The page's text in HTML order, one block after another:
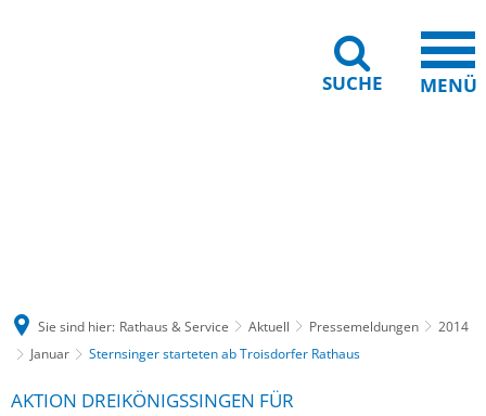
SUCHE MENÜ
Sie sind hier: Rathaus & Service Aktuell Pressemeldungen
2014
Januar
Sternsinger starteten ab Troisdorfer Rathaus
AKTION DREIKÖNIGSSINGEN FÜR